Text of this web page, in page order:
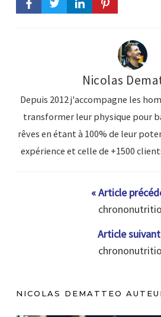
Nicolas
Depuis 2012 j'accompagne les
transformer leur physique pour
rêves en étant à 100% de leur
expérience et celle de +1500
« Article
Article
NICOLAS DEMATTEO